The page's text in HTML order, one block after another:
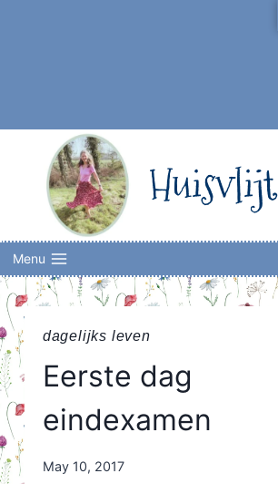
Huisvlijt
Menu
dagelijks leven
Eerste dag
eindexamen
By
May 10, 2017